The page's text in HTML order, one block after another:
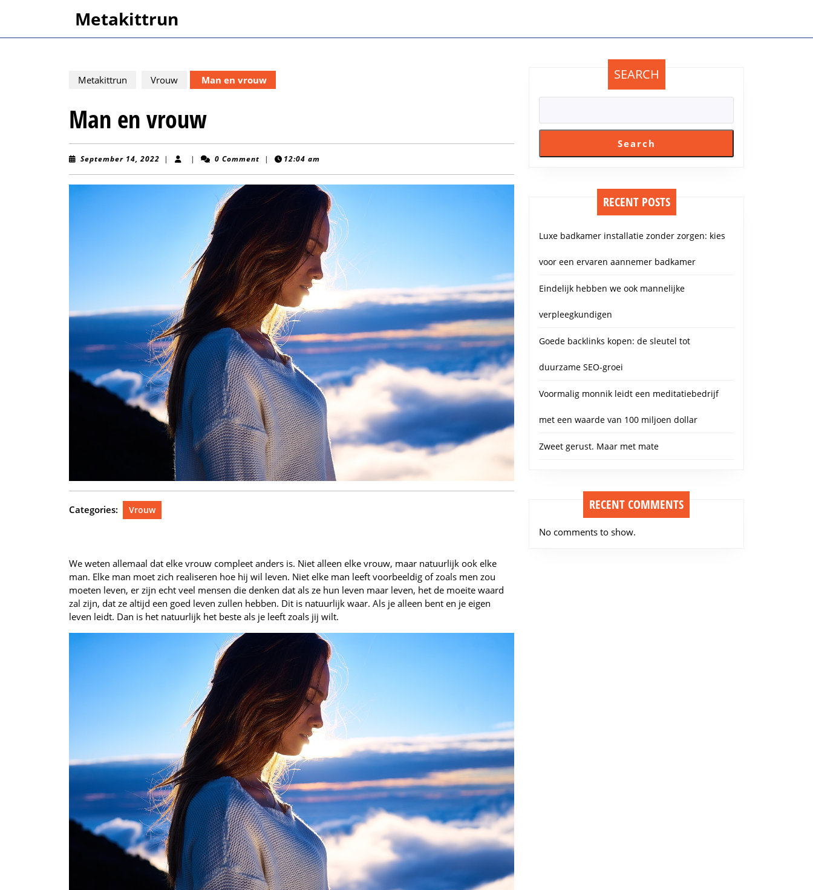
Metakittrun
Metakittrun Vrouw Man en vrouw
Man en vrouw
September 14, 2022 September
| | 0 Comment | 12:04 am
Categories: Vrouw
We weten allemaal dat elke vrouw compleet anders is. Niet alleen elke vrouw, maar natuurlijk ook elke
man. Elke man moet zich realiseren hoe hij wil leven. Niet elke man leeft voorbeeldig of zoals men zou
moeten leven, er zijn echt veel mensen die denken dat als ze hun leven maar leven, het de moeite waard
zal zijn, dat ze altijd een goed leven zullen hebben. Dit is natuurlijk waar. Als je alleen bent en je eigen
leven leidt. Dan is het natuurlijk het beste als je leeft zoals jij wilt.
SEARCH
Search
RECENT POSTS
Luxe badkamer installatie zonder zorgen: kies
voor een ervaren aannemer badkamer
Eindelijk hebben we ook mannelijke
verpleegkundigen
Goede backlinks kopen: de sleutel tot
duurzame SEO-groei
Voormalig monnik leidt een meditatiebedrijf
met een waarde van 100 miljoen dollar
Zweet gerust. Maar met mate
RECENT COMMENTS
No comments to show.